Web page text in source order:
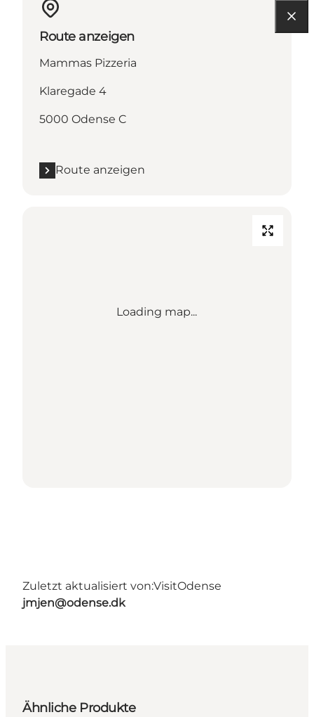
Route anzeigen
Mammas Pizzeria
Klaregade 4
5000 Odense C
Route anzeigen
Loading map...
Zuletzt aktualisiert von:VisitOdense
jmjen@odense.dk
Ähnliche Produkte